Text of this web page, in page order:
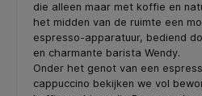
die alleen maar met koffie en
het midden van de ruimte een
espresso-apparatuur, bediend
en charmante barista Wendy.
Onder het genot van een
cappuccino bekijken we vol